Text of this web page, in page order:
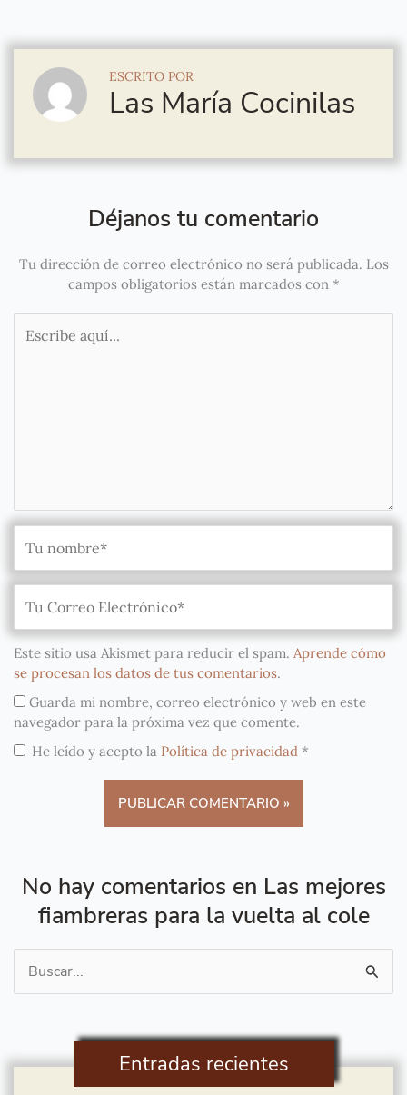
ESCRITO POR
Las María Cocinilas
Déjanos tu comentario
Tu dirección de correo electrónico no será publicada. Los
campos obligatorios están marcados con *
aquí...
Este sitio usa Akismet para reducir el spam. Aprende cómo
se procesan los datos de tus comentarios.
Guarda mi nombre, correo electrónico y web en este
navegador para la próxima vez que comente.
He leído y acepto la Política de privacidad *
No hay comentarios en Las mejores
fiambreras para la vuelta al cole
Buscar
por:
Entradas recientes